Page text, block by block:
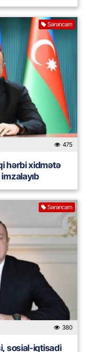
Sərəncam
475
hərbi xidmətə
Sərəncam
380
sosial-iqtisadi